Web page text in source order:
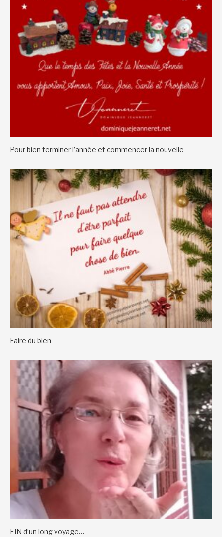
Pour bien terminer l’année et commencer la nouvelle
Faire du bien
FIN d’un long voyage…